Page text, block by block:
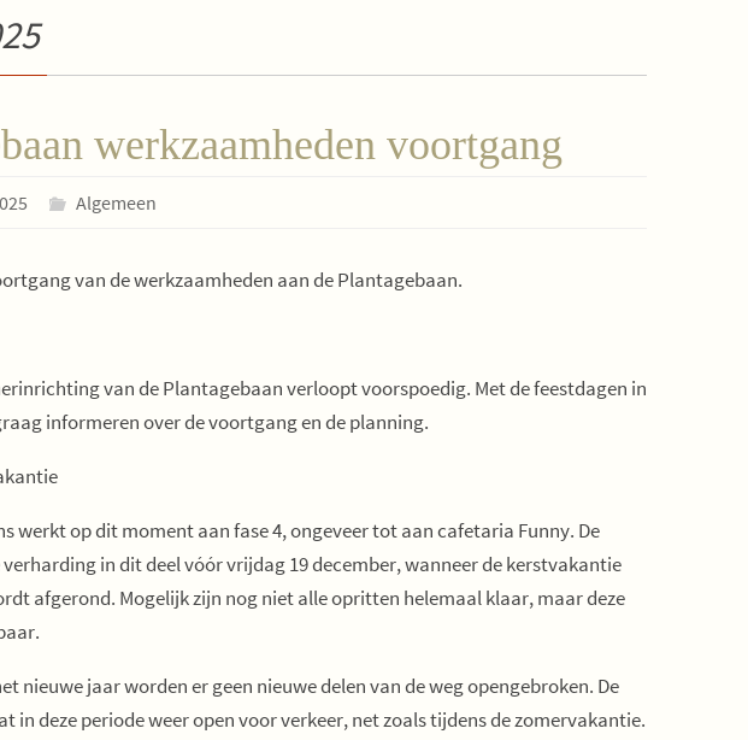
werkzaamheden voortgang
Algemeen
van de werkzaamheden aan de Plantagebaan.
van de Plantagebaan verloopt voorspoedig. Met de feestdagen in
informeren over de voortgang en de planning.
werkt op dit moment aan fase 4, ongeveer tot aan cafetaria Funny. De
in dit deel vóór vrijdag 19 december, wanneer de kerstvakantie
afgerond. Mogelijk zijn nog niet alle opritten helemaal klaar, maar deze
nieuwe jaar worden er geen nieuwe delen van de weg opengebroken. De
in deze periode weer open voor verkeer, net zoals tijdens de zomervakantie.